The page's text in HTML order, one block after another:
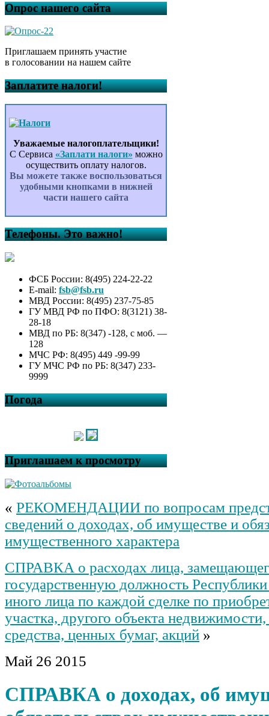
Опрос нашего сайта
Приглашаем принять участие
в голосовании на нашем сайте
Заплатите налоги!
Уважаемые налогоплательщики!
С Сервиса «Заплати налоги» можно
осуществить оплату налогов.
Вы можете также воспользоваться
удобными кнопками в нижней
части нашего сайта
Телефоны. Это важно!
ФСБ России: 8(495) 224-22-22
E-mail: fsb@fsb.ru
МВД России: 8(495) 237-75-85
ГУ МВД РФ по ПФО: 8(3121) 38-
28-18
МВД по РБ: 8(347) -128, с моб. —
128
МЧС РФ: 8(495) 449 -99-99
ГУ МЧС РФ по РБ: 8(347) 233-
9999
Погода
Приглашаем к просмотру
« РЕКОМЕНДАЦИИ по вопросам
сведений о доходах, об имуществе и
имущественного характера
СПРАВКА о расходах лица,
государственную должность
иного лица по каждой сделке по
участка, другого объекта
средства, ценных бумаг, акций »
Май 26 2015
СПРАВКА о доходах, об